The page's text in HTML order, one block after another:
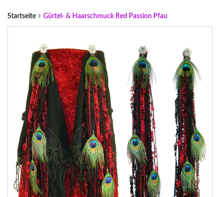
Startseite Gürtel- & Haarschmuck Red Passion Pfau